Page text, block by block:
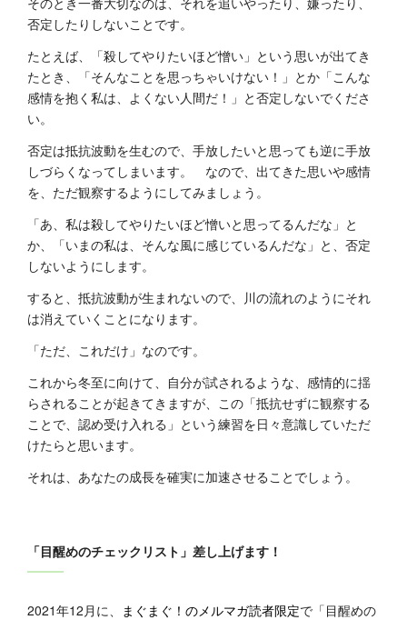
否定したりしないことです。
たとえば、「殺してやりたいほど憎い」という思いが出てき
たとき、「そんなことを思っちゃいけない！」とか「こんな
感情を抱く私は、よくない人間だ！」と否定しないでくださ
い。
否定は抵抗波動を生むので、手放したいと思っても逆に手放
しづらくなってしまいます。 なので、出てきた思いや感情
を、ただ観察するようにしてみましょう。
「あ、私は殺してやりたいほど憎いと思ってるんだな」と
か、「いまの私は、そんな風に感じているんだな」と、否定
しないようにします。
すると、抵抗波動が生まれないので、川の流れのようにそれ
は消えていくことになります。
「ただ、これだけ」なのです。
これから冬至に向けて、自分が試されるような、感情的に揺
らされることが起きてきますが、この「抵抗せずに観察する
ことで、認め受け入れる」という練習を日々意識していただ
けたらと思います。
それは、あなたの成長を確実に加速させることでしょう。
「目醒めのチェックリスト」差し上げます！
2021年12月に、 まぐまぐ！のメルマガ読者限定で「目醒めの